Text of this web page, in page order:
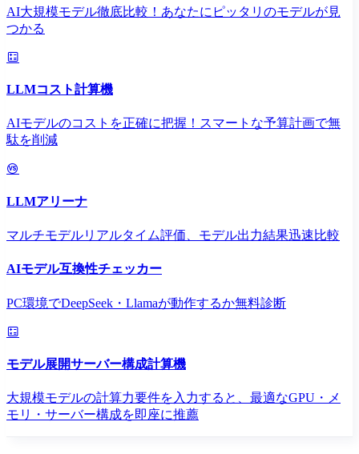
AI大規模モデル徹底比較！あなたにピッタリのモデルが見
つかる
LLMコスト計算機
AIモデルのコストを正確に把握！スマートな予算計画で無
駄を削減
LLMアリーナ
マルチモデルリアルタイム評価、モデル出力結果迅速比較
AIモデル互換性チェッカー
PC環境でDeepSeek・Llamaが動作するか無料診断
モデル展開サーバー構成計算機
大規模モデルの計算力要件を入力すると、最適なGPU・メ
モリ・サーバー構成を即座に推薦